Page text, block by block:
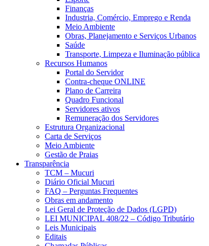
Finanças
Industria, Comércio, Emprego e Renda
Meio Ambiente
Obras, Planejamento e Serviços Urbanos
Saúde
Transporte, Limpeza e Iluminação pública
Recursos Humanos
Portal do Servidor
Contra-cheque ONLINE
Plano de Carreira
Quadro Funcional
Servidores ativos
Remuneração dos Servidores
Estrutura Organizacional
Carta de Serviços
Meio Ambiente
Gestão de Praias
Transparência
TCM – Mucuri
Diário Oficial Mucuri
FAQ – Perguntas Frequentes
Obras em andamento
Lei Geral de Proteção de Dados (LGPD)
LEI MUNICIPAL 408/22 – Código Tributário
Leis Municipais
Editais